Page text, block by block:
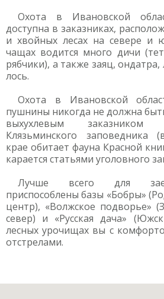
Охота в Ивановской
доступна в заказниках,
и хвойных лесах на севере и
чащах водится много дичи
рябчики), а также заяц, ондатра,
лось.
Охота в Ивановской
пушнины никогда не должна
выхухлевым
Клязьминского заповедника
крае обитает фауна Красной
карается статьями уголовного
Лучше всего для
приспособлены базы «Бобры»
центр), «Волжское подворье»
север) и «Русская дача»
лесных урочищах вы с
отстрелами.